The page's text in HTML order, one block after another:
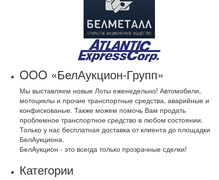
OOO «БелАукцион-Групп»
Мы выставляем новые Лоты еженедельно! Автомобили,
мотоциклы и прочие транспортные средства, аварийные и
конфискованые. Также можем помочь Вам продать
проблемное транспортное средство в любом состоянии.
Только у нас бесплатная доставка от клиента до площадки
БелАукциона.
БелАукцион - это всегда только прозрачные сделки!
Категории